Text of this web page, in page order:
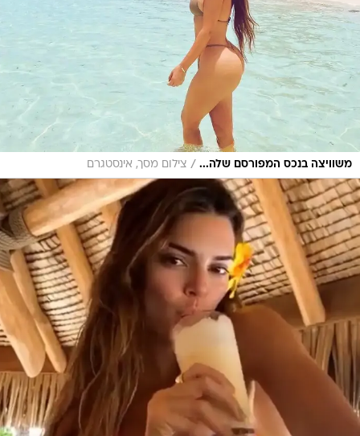
משוויצה בנכס המפורסם שלה... / צילום מסך, אינסטגרם